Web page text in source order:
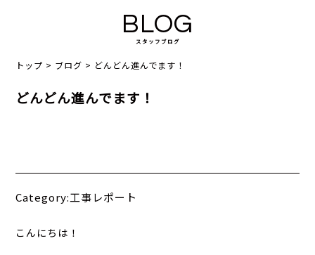
BLOG
スタッフブログ
トップ > ブログ > どんどん進んでます！
どんどん進んでます！
Category:工事レポート
こんにちは！